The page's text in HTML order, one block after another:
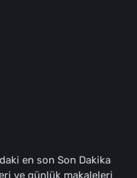
en son Son Dakika
ve günlük makaleleri